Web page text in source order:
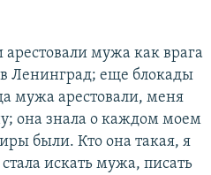
мужа как врага
в Ленинград; еще блокады
мужа арестовали, меня
она знала о каждом моем
были. Кто она такая, я
искать мужа, писать